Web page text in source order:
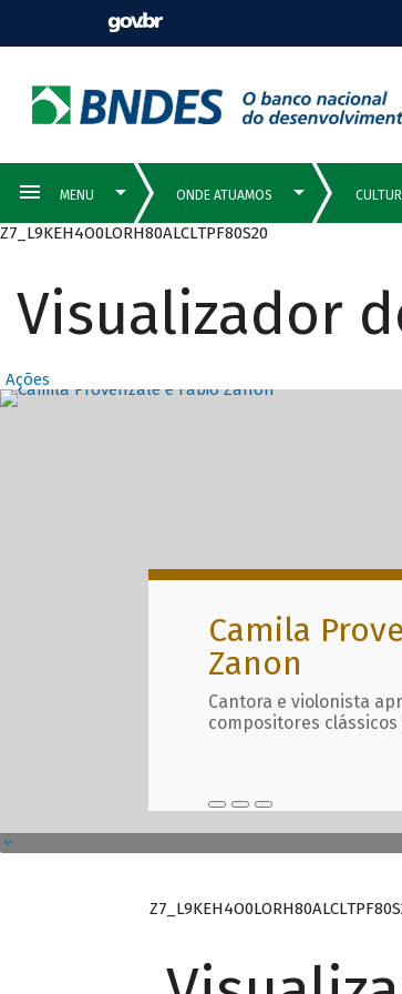
Z7_L9KEH4O0LORH80ALCLTPF80S20
Visualizador
Ações
Destaques
Camila
Zanon
Cantora e violonista
compositores